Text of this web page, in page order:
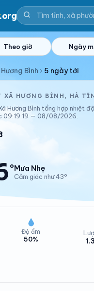
.org
Theo giờ Ngày
Bình 5 ngày tới
XÃ HƯƠNG BÌNH, HÀ
Hương Bình tổng hợp nhiệt
09:19:19 — 08/08/2026.
°Mưa Nhẹ
Cảm giác như 43°
Độ ẩm
50%